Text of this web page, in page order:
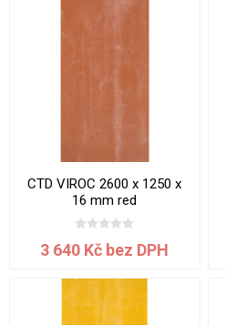
CTD VIROC 2600 x 1250 x
16 mm red
3 640 Kč bez DPH